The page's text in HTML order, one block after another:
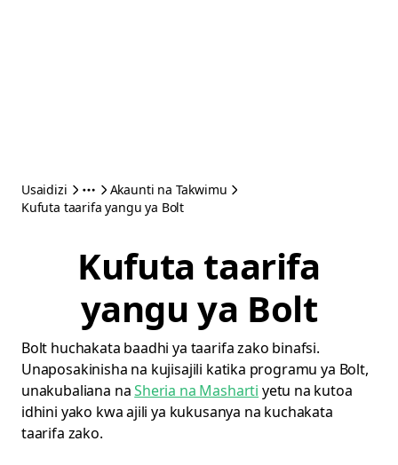
Usaidizi
Akaunti na Takwimu
Kufuta taarifa yangu ya Bolt
Kufuta taarifa
yangu ya Bolt
Bolt huchakata baadhi ya taarifa zako binafsi.
Unaposakinisha na kujisajili katika programu ya Bolt,
unakubaliana naSheria na Masharti yetu na kutoa
idhini yako kwa ajili ya kukusanya na kuchakata
taarifa zako.